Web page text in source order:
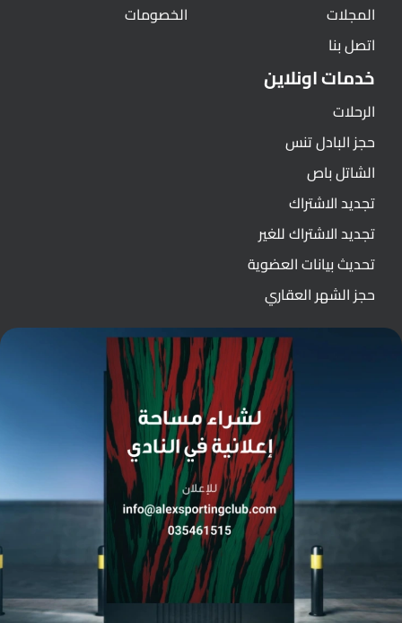
المجلات
اتصل بنا
الخصومات
خدمات اونلاين
الرحلات
حجز البادل تنس
الشاتل باص
تجديد الاشتراك
تجديد الاشتراك للغير
تحديث بيانات العضوية
حجز الشهر العقاري